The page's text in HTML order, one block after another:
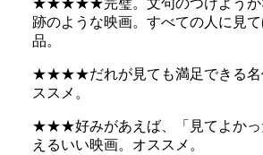
★★★★★完璧。文句のつけようが
跡のような映画。すべての人に見
品。
★★★★だれが見ても満足できる名
ススメ。
★★★好みがあえば、「見てよかっ
えるいい映画。オススメ。